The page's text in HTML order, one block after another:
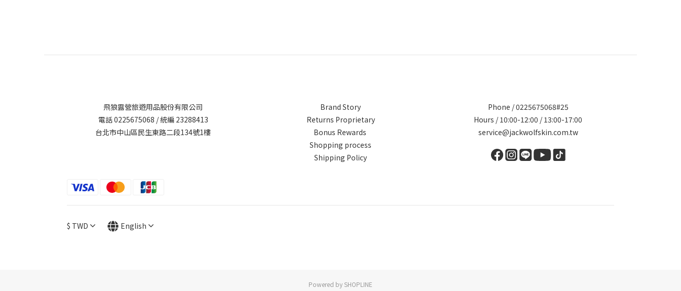
飛狼露營旅遊用品股份有限公司
電話 0225675068 / 統編 23288413
台北市中山區民生東路二段134號1樓
Brand Story
Returns Proprietary
Bonus Rewards
Shopping process
Shipping Policy
Phone / 0225675068#25
Hours / 10:00-12:00 / 13:00-17:00
service@jackwolfskin.com.tw
$ TWD English
Powered by SHOPLINE